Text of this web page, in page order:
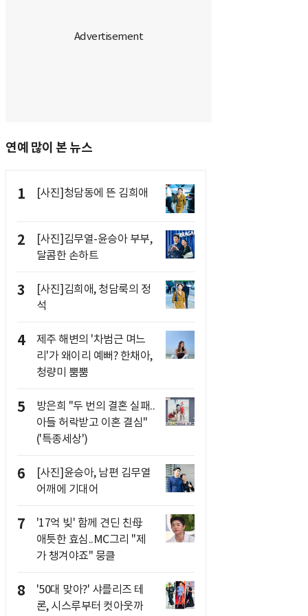
연예 많이 본 뉴스
1 [사진]청담동에 뜬 김희애
2
[사진]김무열-윤승아 부부,
달콤한 손하트
3
[사진]김희애, 청담룩의 정
석
4
제주 해변의 '차범근 며느
리'가 왜이리 예뻐? 한채아,
청량미 뿜뿜
5
방은희 "두 번의 결혼 실패..
아들 허락받고 이혼 결심"
('특종세상')
6
[사진]윤승아, 남편 김무열
어깨에 기대어
7
'17억 빚' 함께 견딘 친母
애틋한 효심..MC그리 "제
가 챙겨야죠" 뭉클
8
'50대 맞아?' 샤를리즈 테
론, 시스루부터 컷아웃까